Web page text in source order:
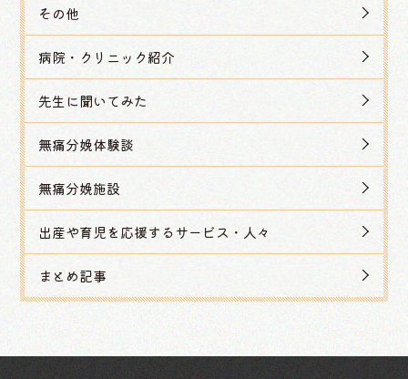
その他
病院・クリニック紹介
先生に聞いてみた
無痛分娩体験談
無痛分娩施設
出産や育児を応援するサービス・人々
まとめ記事